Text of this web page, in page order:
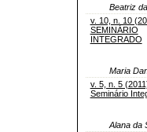
Beatriz
v. 10, n. 10
SEMINÁRIO
INTEGRADO
Maria
v. 5, n. 5
Seminário
Alana da